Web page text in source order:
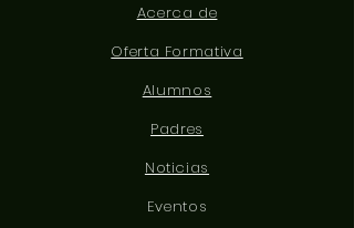
Acerca de
Oferta Formativa
Alumnos
Padres
Noticias
Eventos